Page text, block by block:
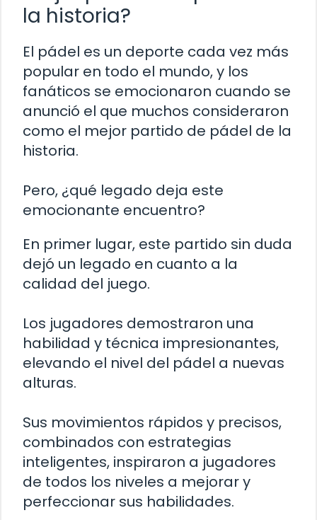
la historia?
El pádel es un deporte cada vez más
popular en todo el mundo, y los
fanáticos se emocionaron cuando se
anunció el que muchos consideraron
como el mejor partido de pádel de la
historia.
Pero, ¿qué legado deja este
emocionante encuentro?
En primer lugar, este partido sin duda
dejó un legado en cuanto a la
calidad del juego.
Los jugadores demostraron una
habilidad y técnica impresionantes,
elevando el nivel del pádel a nuevas
alturas.
Sus movimientos rápidos y precisos,
combinados con estrategias
inteligentes, inspiraron a jugadores
de todos los niveles a mejorar y
perfeccionar sus habilidades.